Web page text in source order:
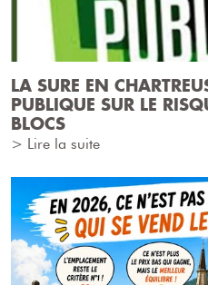
LA SURE EN
PUBLIQUE SUR LE
BLOCS
> Lire la suite